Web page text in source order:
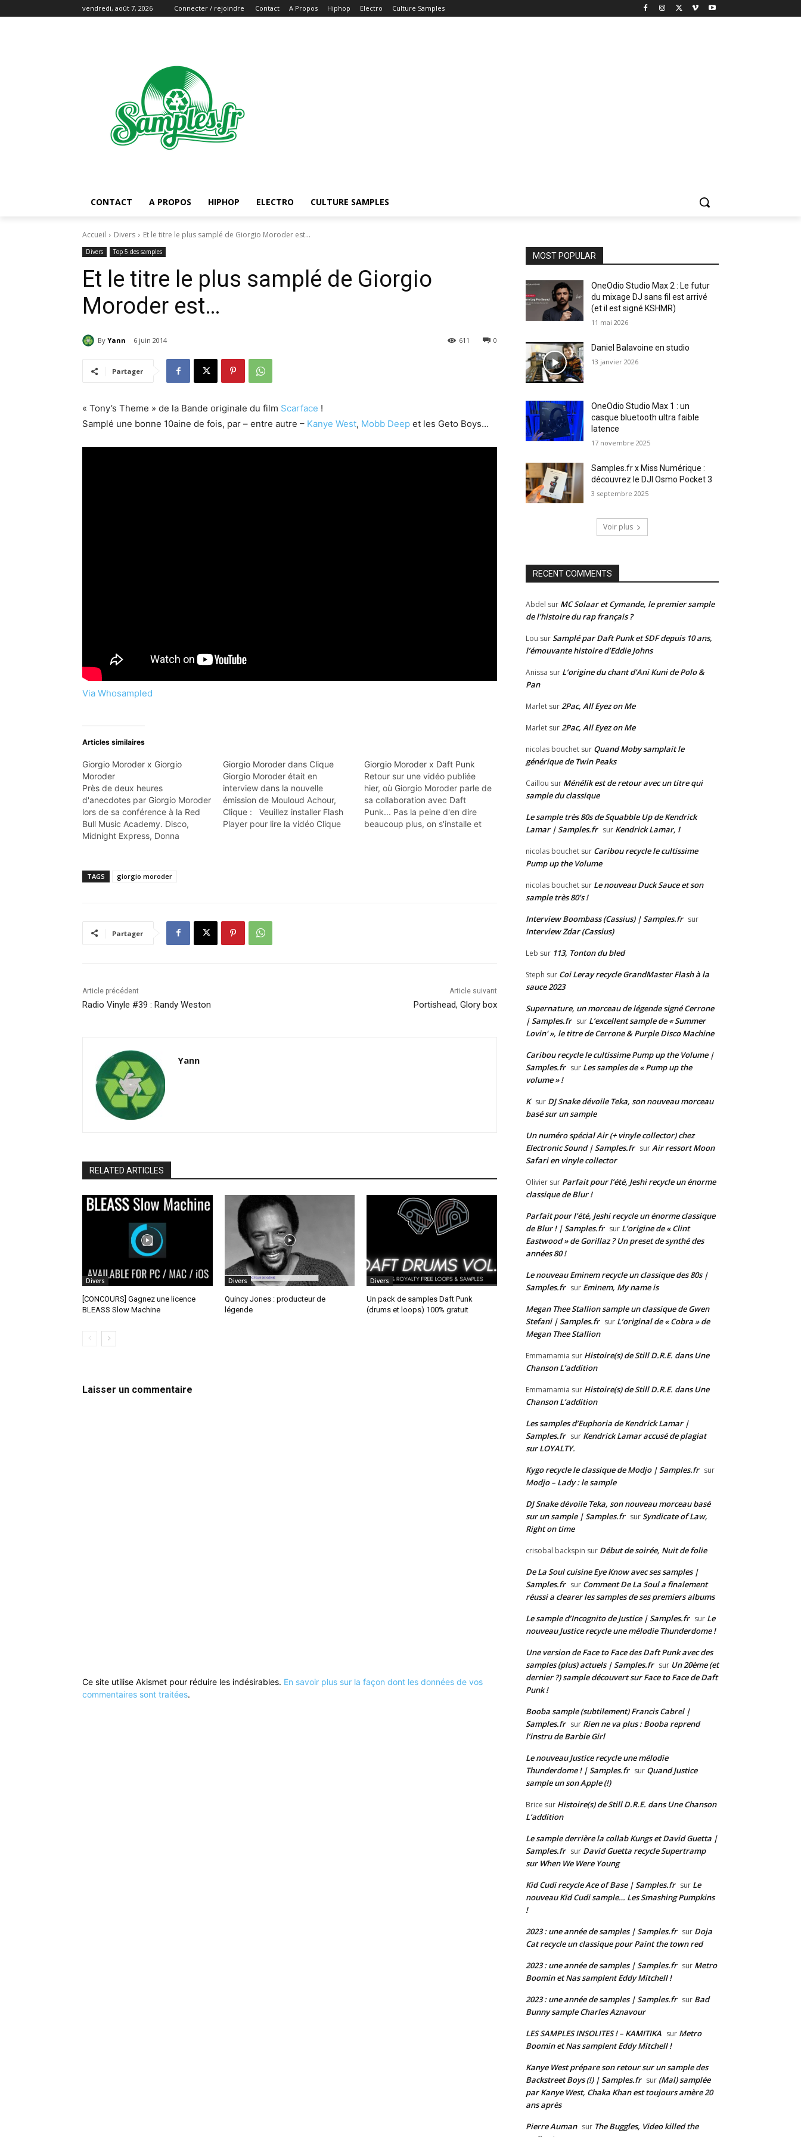
vendredi, août 7, 2026 Connecter / rejoindre Contact A Propos Hiphop Electro Culture Samples
CONTACT A PROPOS HIPHOP ELECTRO CULTURE SAMPLES
Accueil Divers Et le titre le plus samplé de Giorgio Moroder est...
Divers Top 5 des samples
Et le titre le plus samplé de Giorgio
Moroder est…
By Yann 6 juin 2014 0
611
Partager
« Tony’s Theme » de la Bande originale du film Scarface !
Samplé une bonne 10aine de fois, par – entre autre – Kanye West, Mobb Deep et les Geto Boys…
Via Whosampled
Articles similaires
Giorgio Moroder x Giorgio
Moroder
Près de deux heures
d'anecdotes par Giorgio Moroder
lors de sa conférence à la Red
Bull Music Academy. Disco,
Midnight Express, Donna
également son tout premier DJ
set (à 73 ans !) que je vous
Giorgio Moroder dans Clique
Giorgio Moroder était en
interview dans la nouvelle
émission de Mouloud Achour,
Clique : Veuillez installer Flash
Player pour lire la vidéo Clique
Giorgio Moroder x Daft Punk
Retour sur une vidéo publiée
hier, où Giorgio Moroder parle de
sa collaboration avec Daft
Punk... Pas la peine d'en dire
beaucoup plus, on s'installe et
TAGS giorgio moroder
Partager
Article précédent
Radio Vinyle #39 : Randy Weston
Article suivant
Portishead, Glory box
Yann
RELATED ARTICLES
Divers
[CONCOURS] Gagnez une licence
BLEASS Slow Machine
Divers
Quincy Jones : producteur de
légende
Divers
Un pack de samples Daft Punk
(drums et loops) 100% gratuit
Laisser un commentaire
Ce site utilise Akismet pour réduire les indésirables. En savoir plus sur la façon dont les données de vos
commentaires sont traitées.
MOST POPULAR
OneOdio Studio Max 2 : Le futur
du mixage DJ sans fil est arrivé
(et il est signé KSHMR)
11 mai 2026
Daniel Balavoine en studio
13 janvier 2026
OneOdio Studio Max 1 : un
casque bluetooth ultra faible
latence
17 novembre 2025
Samples.fr x Miss Numérique :
découvrez le DJI Osmo Pocket 3
3 septembre 2025
Voir plus
RECENT COMMENTS
Abdel sur MC Solaar et Cymande, le premier sample
de l’histoire du rap français ?
Lou surSamplé par Daft Punk et SDF depuis 10 ans,
l’émouvante histoire d’Eddie Johns
Anissa sur L’origine du chant d’Ani Kuni de Polo &
Pan
Marlet sur2Pac, All Eyez on Me
Marlet sur2Pac, All Eyez on Me
nicolas bouchet sur Quand Moby samplait le
générique de Twin Peaks
Caillou sur Ménélik est de retour avec un titre qui
sample du classique
Le sample très 80s de Squabble Up de Kendrick
Lamar | Samples.fr sur Kendrick Lamar, I
nicolas bouchet sur Caribou recycle le cultissime
Pump up the Volume
nicolas bouchet sur Le nouveau Duck Sauce et son
sample très 80’s !
Interview Boombass (Cassius) | Samples.fr sur
Interview Zdar (Cassius)
Leb sur 113, Tonton du bled
Steph sur Coi Leray recycle GrandMaster Flash à la
sauce 2023
Supernature, un morceau de légende signé Cerrone
| Samples.fr sur L’excellent sample de « Summer
Lovin' », le titre de Cerrone & Purple Disco Machine
Caribou recycle le cultissime Pump up the Volume |
Samples.fr sur Les samples de « Pump up the
volume » !
K sur DJ Snake dévoile Teka, son nouveau morceau
basé sur un sample
Un numéro spécial Air (+ vinyle collector) chez
Electronic Sound | Samples.fr surAir ressort Moon
Safari en vinyle collector
Olivier sur Parfait pour l’été, Jeshi recycle un énorme
classique de Blur !
Parfait pour l’été, Jeshi recycle un énorme classique
de Blur ! | Samples.fr sur L’origine de « Clint
Eastwood » de Gorillaz ? Un preset de synthé des
années 80 !
Le nouveau Eminem recycle un classique des 80s |
Samples.fr sur Eminem, My name is
Megan Thee Stallion sample un classique de Gwen
Stefani | Samples.fr sur L’original de « Cobra » de
Megan Thee Stallion
Emmamamia sur Histoire(s) de Still D.R.E. dans Une
Chanson L’addition
Emmamamia sur Histoire(s) de Still D.R.E. dans Une
Chanson L’addition
Les samples d’Euphoria de Kendrick Lamar |
Samples.fr sur Kendrick Lamar accusé de plagiat
sur LOYALTY.
Kygo recycle le classique de Modjo | Samples.fr sur
Modjo – Lady : le sample
DJ Snake dévoile Teka, son nouveau morceau basé
sur un sample | Samples.fr surSyndicate of Law,
Right on time
crisobal backspin sur Début de soirée, Nuit de folie
De La Soul cuisine Eye Know avec ses samples |
Samples.fr sur Comment De La Soul a finalement
réussi a clearer les samples de ses premiers albums
Le sample d’Incognito de Justice | Samples.fr sur Le
nouveau Justice recycle une mélodie Thunderdome !
Une version de Face to Face des Daft Punk avec des
samples (plus) actuels | Samples.fr sur Un 20ème (et
dernier ?) sample découvert sur Face to Face de Daft
Punk !
Booba sample (subtilement) Francis Cabrel |
Samples.fr sur Rien ne va plus : Booba reprend
l’instru de Barbie Girl
Le nouveau Justice recycle une mélodie
Thunderdome ! | Samples.fr sur Quand Justice
sample un son Apple (!)
Brice sur Histoire(s) de Still D.R.E. dans Une Chanson
L’addition
Le sample derrière la collab Kungs et David Guetta |
Samples.fr sur David Guetta recycle Supertramp
sur When We Were Young
Kid Cudi recycle Ace of Base | Samples.fr sur Le
nouveau Kid Cudi sample… Les Smashing Pumpkins
!
2023 : une année de samples | Samples.fr sur Doja
Cat recycle un classique pour Paint the town red
2023 : une année de samples | Samples.fr sur Metro
Boomin et Nas samplent Eddy Mitchell !
2023 : une année de samples | Samples.fr sur Bad
Bunny sample Charles Aznavour
LES SAMPLES INSOLITES ! – KAMITIKA sur Metro
Boomin et Nas samplent Eddy Mitchell !
Kanye West prépare son retour sur un sample des
Backstreet Boys (!) | Samples.fr sur (Mal) samplée
par Kanye West, Chaka Khan est toujours amère 20
ans après
Pierre Auman sur The Buggles, Video killed the